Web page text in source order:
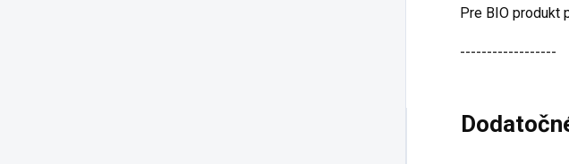
Pre BIO produkt
------------------